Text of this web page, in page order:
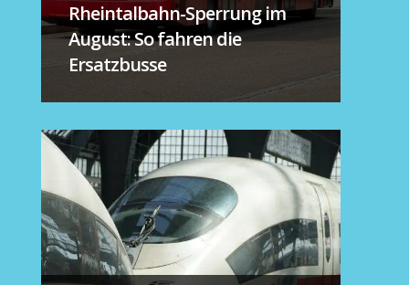
Rheintalbahn-Sperrung im
August: So fahren die
Ersatzbusse